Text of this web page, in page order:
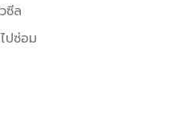
ซีล
ปซ่อม